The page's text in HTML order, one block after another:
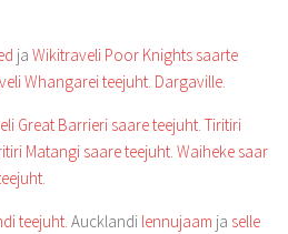
ja Wikitraveli Poor Knights saarte
Whangarei teejuht. Dargaville.
Great Barrieri saare teejuht. Tiritiri
Matangi saare teejuht. Waiheke saar
.
teejuht. Aucklandi lennujaam ja selle